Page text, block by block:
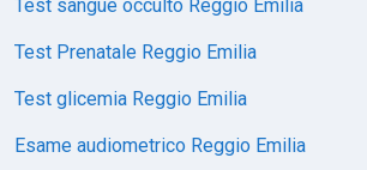
Test sangue occulto Reggio Emilia
Test Prenatale Reggio Emilia
Test glicemia Reggio Emilia
Esame audiometrico Reggio Emilia